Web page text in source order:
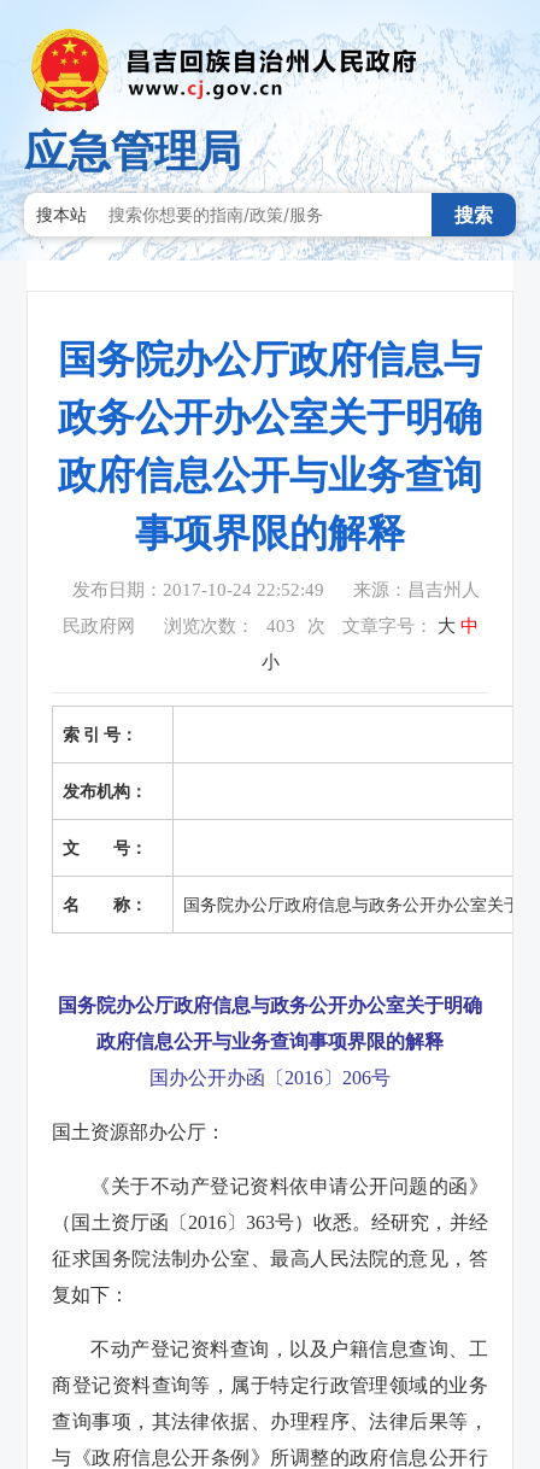
应急管理局
搜本站 搜索
国务院办公厅政府信息与
政务公开办公室关于明确
政府信息公开与业务查询
事项界限的解释
发布日期：2017-10-24 22:52:49
来源：昌吉州人
民政府网
浏览次数： 403 次 文章字号： 大 中
小
索 引 号：
发布机构：
文 号：
名 称： 国务院办公厅政府信息与政务公开办公室关于
国务院办公厅政府信息与政务公开办公室关于明确
政府信息公开与业务查询事项界限的解释
国办公开办函〔2016〕206号
国土资源部办公厅：
《关于不动产登记资料依申请公开问题的函》
（国土资厅函〔2016〕363号）收悉。经研究，并经
征求国务院法制办公室、最高人民法院的意见，答
复如下：
不动产登记资料查询，以及户籍信息查询、工
商登记资料查询等，属于特定行政管理领域的业务
查询事项，其法律依据、办理程序、法律后果等，
与《政府信息公开条例》所调整的政府信息公开行